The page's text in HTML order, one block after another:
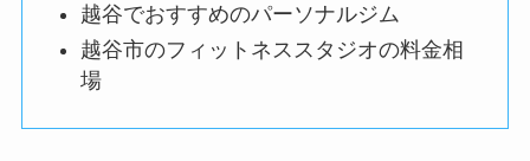
越谷でおすすめのパーソナルジム
越谷市のフィットネススタジオの料金相
場